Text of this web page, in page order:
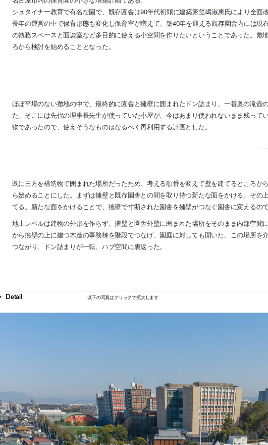
シュタイナー教育で有名な園で、既存園舎は90年代初頭に建築家笠嶋淑恵氏により全面
長年の運営の中で保育形態も変化し保育室が増えて、築40年を迎える既存園舎内には現
の執務スペースと面談室など多目的に使える小空間を作りたいということであった。敷
ろから検討を始めることとなった。
ほぼ平場のない敷地の中で、最終的に園舎と擁壁に囲まれたドン詰まり、一番奥の滝壺
た。そこには先代の理事長先生が使っていた小屋が、今はあまり使われないまま残って
物であったので、使えそうなものはなるべく再利用する計画とした。
既に三方を構造物で囲まれた場所だったため、考える順番を変えて壁を建てるところか
ら始めることにした。まずは擁壁と既存園舎との間を取り持つ新たな面をかける。その
てる。新たな面をかけることで、擁壁で寸断された園舎を擁壁がつなぐ園舎に変えるので
地上レベルは建物の外形を作らず、擁壁と園舎外壁に囲まれた場所をそのまま内部空間
から擁壁の上に建つ木造の事務棟を階段でつなげ、園庭に対しても開いた。この場所を
つながり、ドン詰まりが一転、ハブ空間に裏返った。
以下の写真はクリックで拡大します